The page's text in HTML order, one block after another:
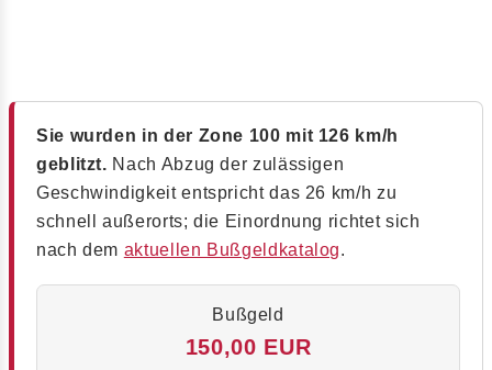
Sie wurden in der Zone 100 mit 126 km/h
geblitzt. Nach Abzug der zulässigen
Geschwindigkeit entspricht das 26 km/h zu
schnell außerorts; die Einordnung richtet sich
nach dem aktuellen Bußgeldkatalog.
Bußgeld
150,00 EUR